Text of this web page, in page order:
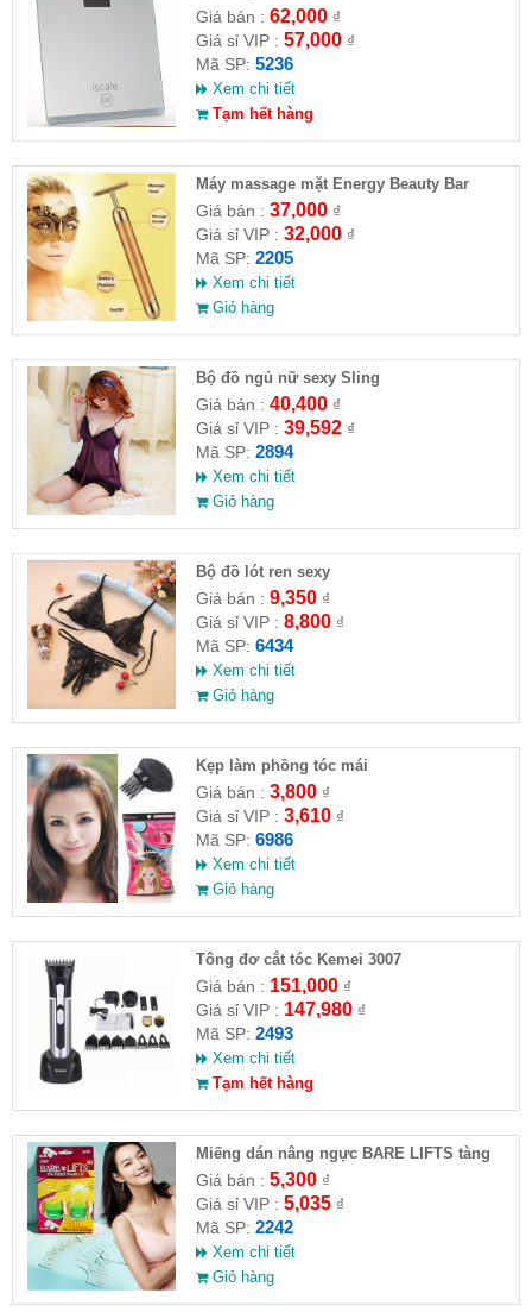
Giá bán : 62,000₫
Giá sỉ VIP : 57,000₫
Mã SP: 5236
Xem chi tiết
Tạm hết hàng
Máy massage mặt Energy Beauty Bar
Giá bán : 37,000₫
Giá sỉ VIP : 32,000₫
Mã SP: 2205
Xem chi tiết
Giỏ hàng
Bộ đồ ngủ nữ sexy Sling
Giá bán : 40,400₫
Giá sỉ VIP : 39,592₫
Mã SP: 2894
Xem chi tiết
Giỏ hàng
Bộ đồ lót ren sexy
Giá bán : 9,350₫
Giá sỉ VIP : 8,800₫
Mã SP: 6434
Xem chi tiết
Giỏ hàng
Kẹp làm phồng tóc mái
Giá bán : 3,800₫
Giá sỉ VIP : 3,610₫
Mã SP: 6986
Xem chi tiết
Giỏ hàng
​Tông đơ cắt tóc Kemei 3007
Giá bán : 151,000₫
Giá sỉ VIP : 147,980₫
Mã SP: 2493
Xem chi tiết
Tạm hết hàng
Miếng dán nâng ngực BARE LIFTS tàng
hình
Giá bán : 5,300₫
Giá sỉ VIP : 5,035₫
Mã SP: 2242
Xem chi tiết
Giỏ hàng